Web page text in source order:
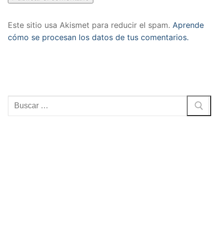
Este sitio usa Akismet para reducir el spam. Aprende
cómo se procesan los datos de tus comentarios.
Buscar: